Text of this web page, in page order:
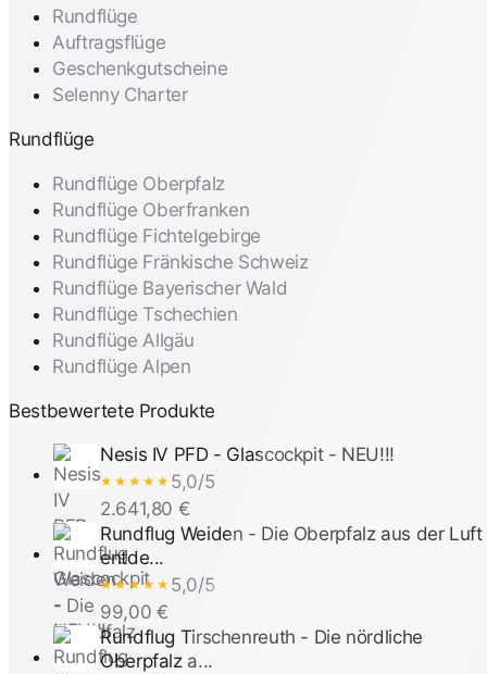
Rundflüge
Auftragsflüge
Geschenkgutscheine
Selenny Charter
Rundflüge
Rundflüge Oberpfalz
Rundflüge Oberfranken
Rundflüge Fichtelgebirge
Rundflüge Fränkische Schweiz
Rundflüge Bayerischer Wald
Rundflüge Tschechien
Rundflüge Allgäu
Rundflüge Alpen
Bestbewertete Produkte
Nesis IV PFD - Glascockpit - NEU!!!
★★★★★ 5,0/5
2.641,80 €
Rundflug Weiden - Die Oberpfalz aus der Luft
entde...
★★★★★ 5,0/5
99,00 €
Rundflug Tirschenreuth - Die nördliche
Oberpfalz a...